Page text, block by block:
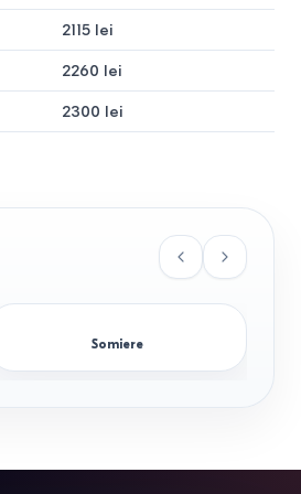
pentru dormitoare
de cel puțin 70 cm.
2115 lei
2260 lei
2300 lei
Somiere